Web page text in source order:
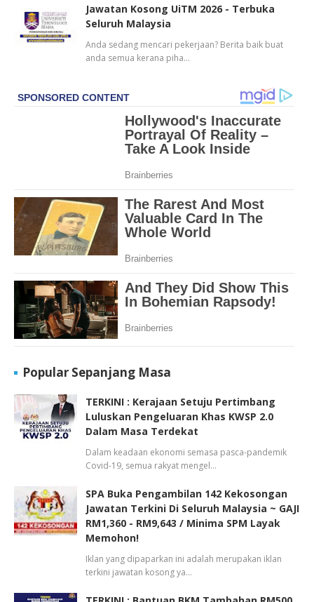
Jawatan Kosong UiTM 2026 - Terbuka
Seluruh Malaysia
Anda sedang mencari pekerjaan? Berita baik buat
anda semua kerana piha…
Popular Sepanjang Masa
TERKINI : Kerajaan Setuju Pertimbang
Luluskan Pengeluaran Khas KWSP 2.0
Dalam Masa Terdekat
Dalam keadaan ekonomi semasa pasca-pandemik
Covid-19, semua rakyat mengel…
SPA Buka Pengambilan 142 Kekosongan
Jawatan Terkini Di Seluruh Malaysia ~ GAJI
RM1,360 - RM9,643 / Minima SPM Layak
Memohon!
Iklan yang dipaparkan ini adalah merupakan iklan
terkini jawatan kosong ya…